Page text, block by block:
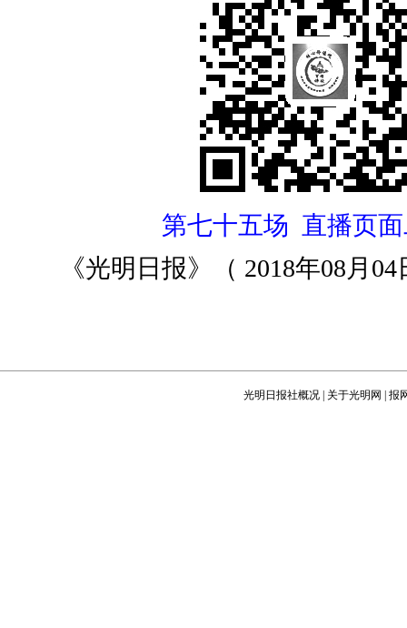
第七十五场 直播页
《光明日报》（ 2018年08月04
光明日报社概况 关于光明网 报